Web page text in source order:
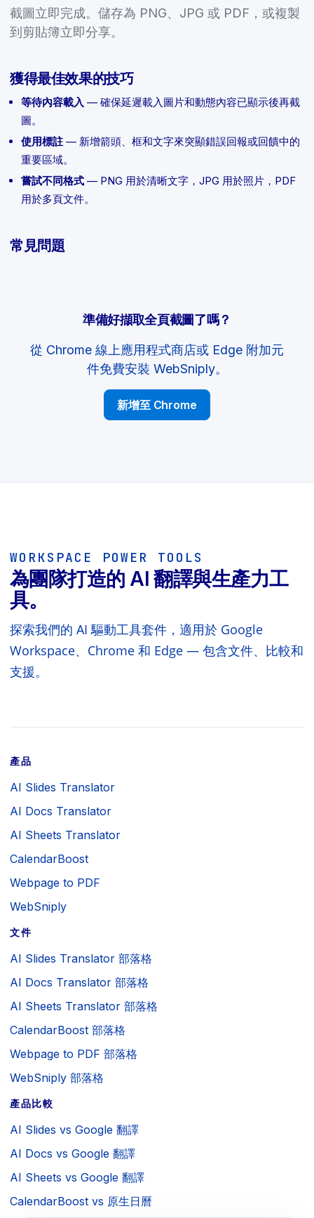
截圖立即完成。儲存為 PNG、JPG 或 PDF，或複製
到剪貼簿立即分享。
獲得最佳效果的技巧
等待內容載入 — 確保延遲載入圖片和動態內容已顯示後再截
圖。
使用標註 — 新增箭頭、框和文字來突顯錯誤回報或回饋中的
重要區域。
嘗試不同格式 — PNG 用於清晰文字，JPG 用於照片，PDF
用於多頁文件。
常見問題
準備好擷取全頁截圖了嗎？
從 Chrome 線上應用程式商店或 Edge 附加元
件免費安裝 WebSniply。
新增至 Chrome
WORKSPACE POWER TOOLS
為團隊打造的 AI 翻譯與生產力工
具。
探索我們的 AI 驅動工具套件，適用於 Google
Workspace、Chrome 和 Edge — 包含文件、比較和
支援。
產品
AI Slides Translator
AI Docs Translator
AI Sheets Translator
CalendarBoost
Webpage to PDF
WebSniply
文件
AI Slides Translator 部落格
AI Docs Translator 部落格
AI Sheets Translator 部落格
CalendarBoost 部落格
Webpage to PDF 部落格
WebSniply 部落格
產品比較
AI Slides vs Google 翻譯
AI Docs vs Google 翻譯
AI Sheets vs Google 翻譯
CalendarBoost vs 原生日曆